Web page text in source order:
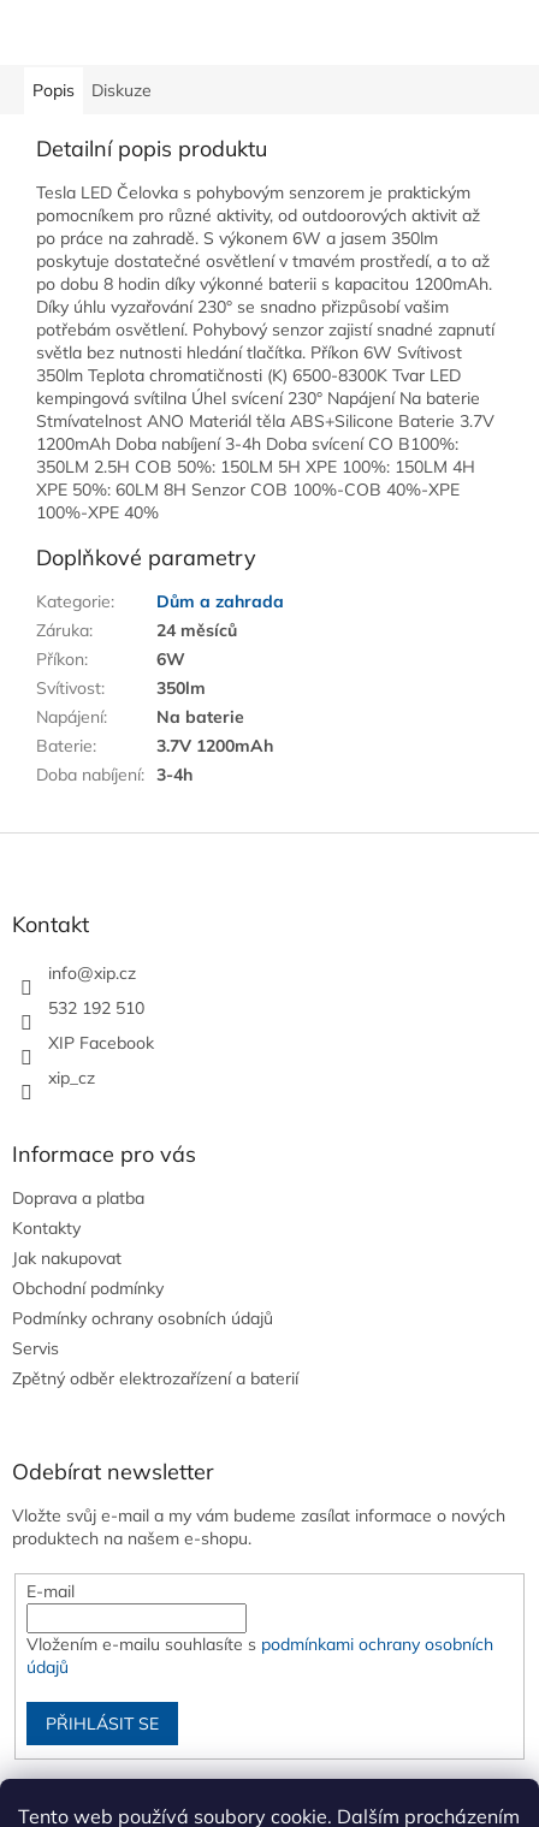
Tento web používá soubory cookie. Dalším procházením
Popis Diskuze
Detailní popis produktu
Tesla LED Čelovka s pohybovým senzorem je praktickým
pomocníkem pro různé aktivity, od outdoorových aktivit až
po práce na zahradě. S výkonem 6W a jasem 350lm
poskytuje dostatečné osvětlení v tmavém prostředí, a to až
po dobu 8 hodin díky výkonné baterii s kapacitou 1200mAh.
Díky úhlu vyzařování 230° se snadno přizpůsobí vašim
potřebám osvětlení. Pohybový senzor zajistí snadné zapnutí
světla bez nutnosti hledání tlačítka. Příkon 6W Svítivost
350lm Teplota chromatičnosti (K) 6500-8300K Tvar LED
kempingová svítilna Úhel svícení 230° Napájení Na baterie
Stmívatelnost ANO Materiál těla ABS+Silicone Baterie 3.7V
1200mAh Doba nabíjení 3-4h Doba svícení CO B100%:
350LM 2.5H COB 50%: 150LM 5H XPE 100%: 150LM 4H
XPE 50%: 60LM 8H Senzor COB 100%-COB 40%-XPE
100%-XPE 40%
Doplňkové parametry
Kategorie:
Dům a zahrada
Záruka:
24 měsíců
Příkon:
6W
Svítivost:
350lm
Napájení:
Na baterie
Baterie:
3.7V 1200mAh
Doba nabíjení: 3-4h
Kontakt
info@xip.cz
532 192 510
XIP Facebook
xip_cz
Informace pro vás
Doprava a platba
Kontakty
Jak nakupovat
Obchodní podmínky
Podmínky ochrany osobních údajů
Servis
Zpětný odběr elektrozařízení a baterií
Odebírat newsletter
Vložte svůj e-mail a my vám budeme zasílat informace o nových
produktech na našem e-shopu.
E-mail
Vložením e-mailu souhlasíte s podmínkami ochrany osobních
údajů
PŘIHLÁSIT SE